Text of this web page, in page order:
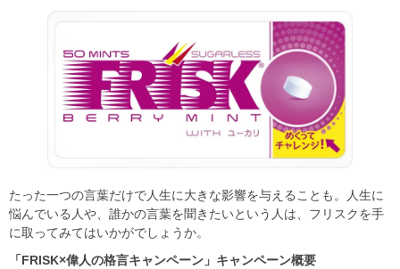
たった一つの言葉だけで人生に大きな影響を与えることも。人生に
悩んでいる人や、誰かの言葉を聞きたいという人は、フリスクを手
に取ってみてはいかがでしょうか。
「FRISK×偉人の格言キャンペーン」キャンペーン概要